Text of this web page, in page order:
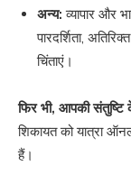
अन्य: व्यापार और
पारदर्शिता,
चिंताएं।
फिर भी, आपकी
शिकायत को यात्रा
हैं।